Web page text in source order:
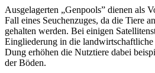
Ausgelagerten „Genpools” dienen als
Fall eines Seuchenzuges, da die Tiere
gehalten werden. Bei einigen
Eingliederung in die
Dung erhöhen die Nutztiere dabei
der Böden.